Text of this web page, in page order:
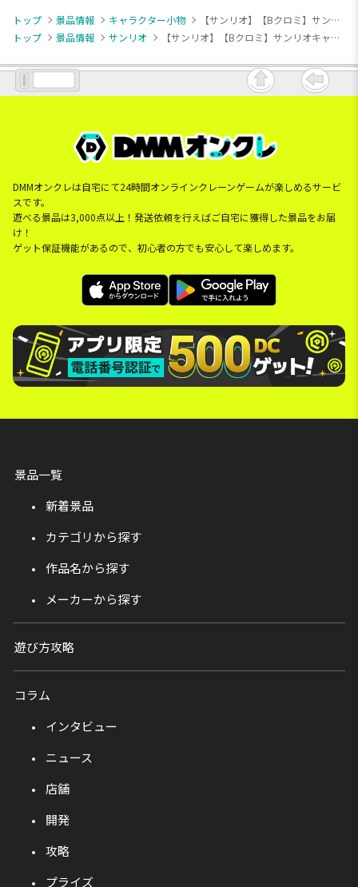
トップ 景品情報 キャラクター小物
【サンリオ】【Bクロミ】サンリオキャラクターズ 平成ふわふわ尻尾マスコット
トップ
景品情報 サンリオ 【サンリオ】【Bクロミ】サンリオキャラクターズ 平成ふわふわ尻尾マスコット
DMMオンクレは自宅にて24時間オンラインクレーンゲームが楽しめるサービ
スです。
遊べる景品は3,000点以上！発送依頼を行えばご自宅に獲得した景品をお届
け！
ゲット保証機能があるので、初心者の方でも安心して楽しめます。
景品一覧
新着景品
カテゴリから探す
作品名から探す
メーカーから探す
遊び方攻略
コラム
インタビュー
ニュース
店舗
開発
攻略
プライズ